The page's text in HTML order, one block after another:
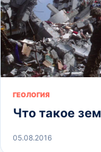
ГЕОЛОГИЯ
Что такое
05.08.2016